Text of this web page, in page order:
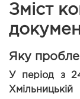
Зміст
Яку
У період з